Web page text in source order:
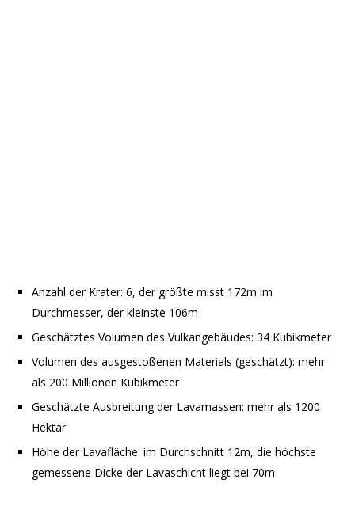
Anzahl der Krater: 6, der größte misst 172m im
Durchmesser, der kleinste 106m
Geschätztes Volumen des Vulkangebäudes: 34 Kubikmeter
Volumen des ausgestoßenen Materials (geschätzt): mehr
als 200 Millionen Kubikmeter
Geschätzte Ausbreitung der Lavamassen: mehr als 1200
Hektar
Höhe der Lavafläche: im Durchschnitt 12m, die höchste
gemessene Dicke der Lavaschicht liegt bei 70m